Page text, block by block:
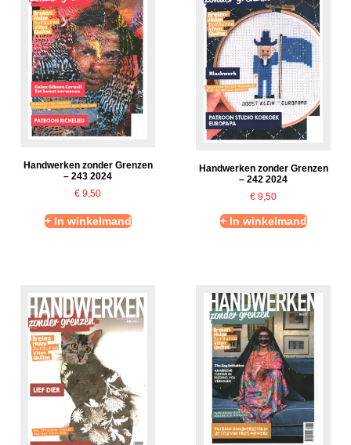
Handwerken zonder Grenzen
– 243 2024
€ 9,50
+ In winkelmand
Handwerken zonder Grenzen
– 242 2024
€ 9,50
+ In winkelmand